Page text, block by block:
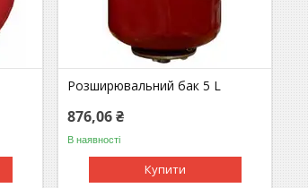
Розширювальний бак 5 L
876,06 ₴
В наявності
Купити